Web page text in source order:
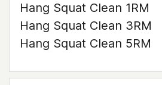
Hang Squat Clean 1RM
Hang Squat Clean 3RM
Hang Squat Clean 5RM